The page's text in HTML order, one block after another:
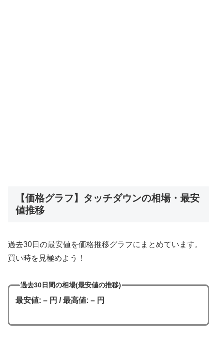
【価格グラフ】タッチダウンの相場・最安
値推移
過去30日の最安値を価格推移グラフにまとめています。
買い時を見極めよう！
過去30日間の相場(最安値の推移)
最安値: – 円 / 最高値: – 円